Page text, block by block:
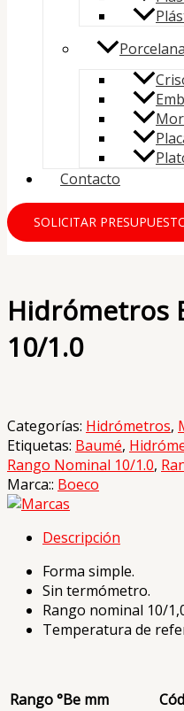
Contacto
SOLICITAR
Hidrómetros
10/1.0
Categorías: Hidrómetros,
Etiquetas: Baumé,
Rango Nominal 10/1.0,
Marca:: Boeco
Descripción
Forma simple.
Sin termómetro.
Rango nominal 10/
Temperatura de
Rango °Be mm